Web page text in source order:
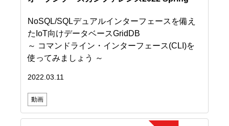
NoSQL/SQLデュアルインターフェースを備え
たIoT向けデータベースGridDB
～ コマンドライン・インターフェース(CLI)を
使ってみましょう ～
2022.03.11
動画